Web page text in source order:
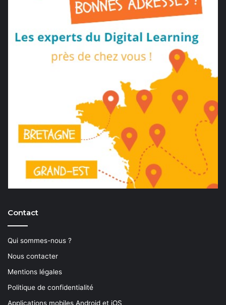
Contact
Qui sommes-nous ?
Nous contacter
Mentions légales
Politique de confidentialité
Applications mobiles Android et iOS